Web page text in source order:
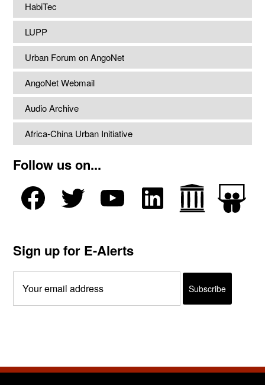
HabiTec
LUPP
Urban Forum on AngoNet
AngoNet Webmail
Audio Archive
Africa-China Urban Initiative
Follow us on...
Sign up for E-Alerts